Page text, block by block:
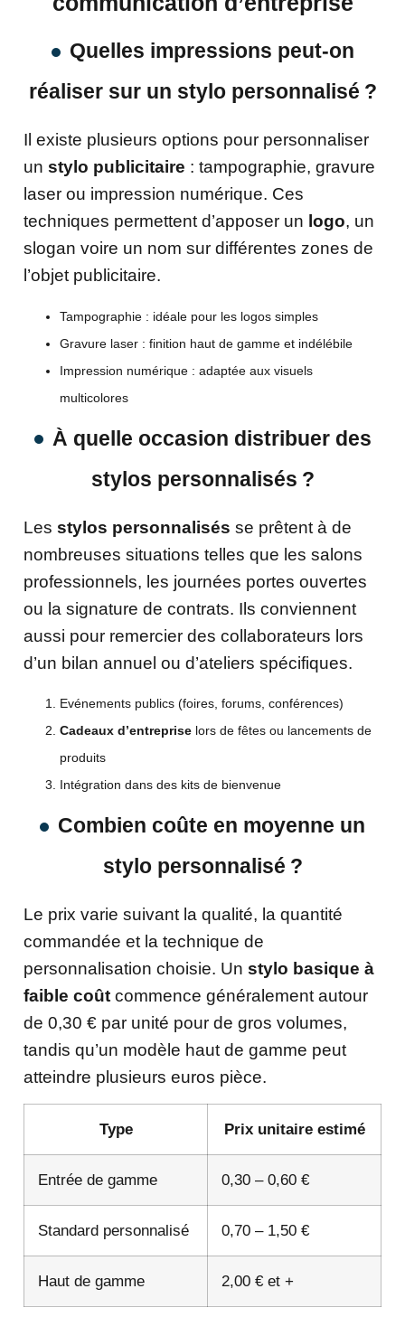
Quelles impressions peut-on
réaliser sur un stylo personnalisé ?
Il existe plusieurs options pour personnaliser
un stylo publicitaire : tampographie, gravure
laser ou impression numérique. Ces
techniques permettent d’apposer un logo, un
slogan voire un nom sur différentes zones de
l’objet publicitaire.
Tampographie : idéale pour les logos simples
Gravure laser : finition haut de gamme et indélébile
Impression numérique : adaptée aux visuels
multicolores
À quelle occasion distribuer des
stylos personnalisés ?
Les stylos personnalisés se prêtent à de
nombreuses situations telles que les salons
professionnels, les journées portes ouvertes
ou la signature de contrats. Ils conviennent
aussi pour remercier des collaborateurs lors
d’un bilan annuel ou d’ateliers spécifiques.
Evénements publics (foires, forums, conférences)
Cadeaux d’entreprise lors de fêtes ou lancements de
produits
Intégration dans des kits de bienvenue
Combien coûte en moyenne un
stylo personnalisé ?
Le prix varie suivant la qualité, la quantité
commandée et la technique de
personnalisation choisie. Un stylo basique à
faible coût commence généralement autour
de 0,30 € par unité pour de gros volumes,
tandis qu’un modèle haut de gamme peut
atteindre plusieurs euros pièce.
Type Prix unitaire estimé
Entrée de gamme 0,30 – 0,60 €
Standard personnalisé 0,70 – 1,50 €
Haut de gamme 2,00 € et +